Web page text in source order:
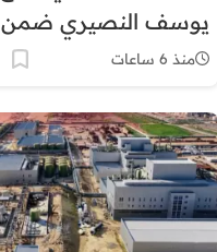
يوسف النصيري ضمن
أولوياته الهجومية
منذ 6 ساعات